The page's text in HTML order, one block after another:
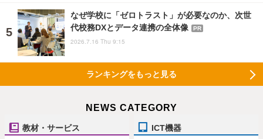
なぜ学校に「ゼロトラスト」が必要なのか、次世
代校務DXとデータ連携の全体像
PR
2026.7.16 Thu 9:15
ランキングをもっと見る
NEWS CATEGORY
教材・サービス ICT機器